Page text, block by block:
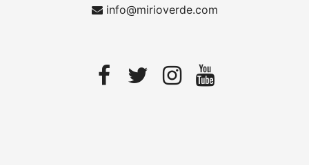
info@mirioverde.com